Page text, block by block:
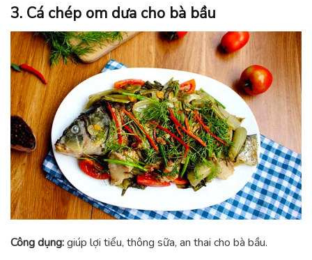
3. Cá chép om dưa cho bà bầu
Công dụng:giúp lợi tiểu, thông sữa, an thai cho bà bầu.